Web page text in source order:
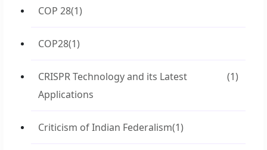
COP 28(1)
COP28(1)
CRISPR Technology and its Latest
Applications
(1)
Criticism of Indian Federalism(1)